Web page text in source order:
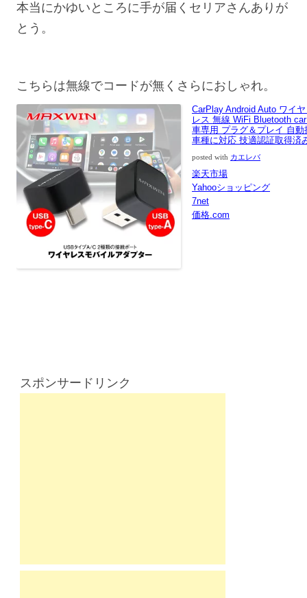
本当にかゆいところに手が届くセリアさんありが
とう。
こちらは無線でコードが無くさらにおしゃれ。
CarPlay Android Auto ワイ
レス 無線 WiFi Bluetooth
車専用 プラグ＆プレイ 自
車種に対応 技適認証取得済
posted with カエレバ
楽天市場
Yahooショッピング
7net
価格.com
スポンサードリンク